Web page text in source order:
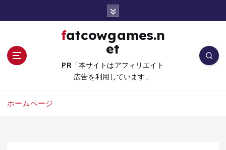
fatcowgames.n
et
PR「本サイトはアフィリエイト
広告を利用しています」
ホームページ